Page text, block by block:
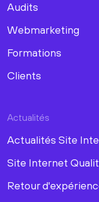
Audits
Webmarketing
Formations
Clients
Actualités
Actualités Site
Site Internet
Retour